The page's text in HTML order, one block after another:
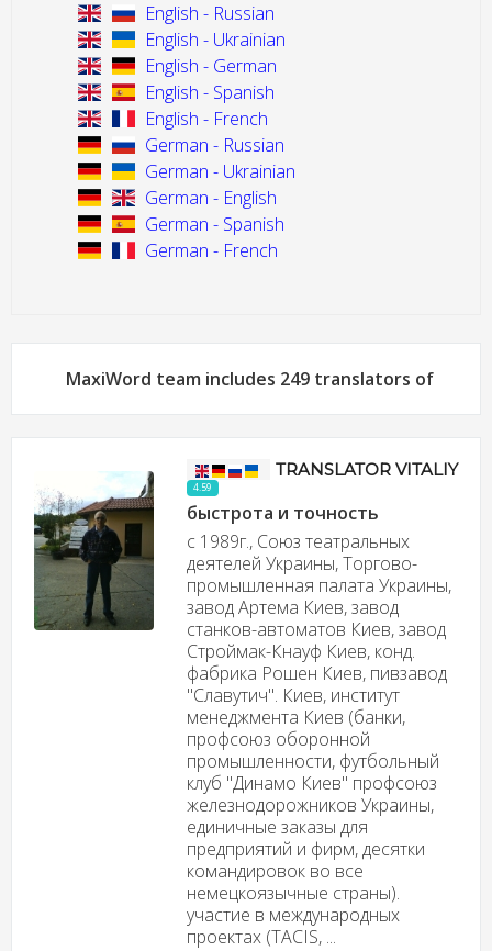
English - Russian
English - Ukrainian
English - German
English - Spanish
English - French
German - Russian
German - Ukrainian
German - English
German - Spanish
German - French
MaxiWord team includes 249 translators of
TRANSLATOR VITALIY
4.59
быстрота и точность
c 1989г., Союз театральных
деятелей Украины, Торгово-
промышленная палата Украины,
завод Артема Киев, завод
станков-автоматов Киев, завод
Строймак-Кнауф Киев, конд.
фабрика Рошен Киев, пивзавод
"Славутич". Киев, институт
менеджмента Киев (банки,
профсоюз оборонной
промышленности, футбольный
клуб "Динамо Киев" профсоюз
железнодорожников Украины,
единичные заказы для
предприятий и фирм, десятки
командировок во все
немецкоязычные страны).
участие в международных
проектах (TACIS, ...